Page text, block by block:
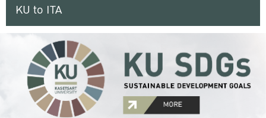
KU to ITA